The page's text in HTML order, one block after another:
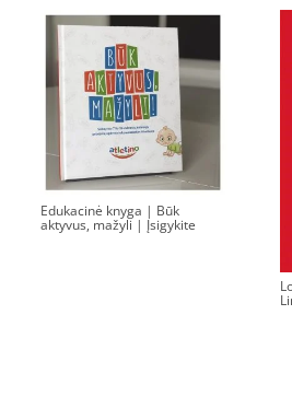
Edukacinė knyga | Būk
aktyvus, mažyli | Įsigykite